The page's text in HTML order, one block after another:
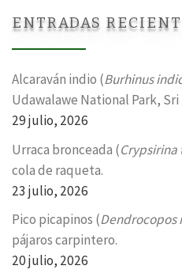
ENTRADAS
Alcaraván indio (Burhinus
Udawalawe National Park, Sri
29 julio, 2026
Urraca bronceada (Crypsirina
cola de raqueta.
23 julio, 2026
Pico picapinos (Dendrocopos
pájaros carpintero.
20 julio, 2026